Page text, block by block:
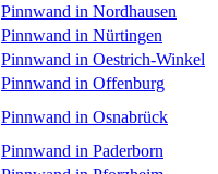
Pinnwand in Nordhausen
Pinnwand in Nürtingen
Pinnwand in Oestrich-Winkel
Pinnwand in Offenburg
Pinnwand in Osnabrück
Pinnwand in Paderborn